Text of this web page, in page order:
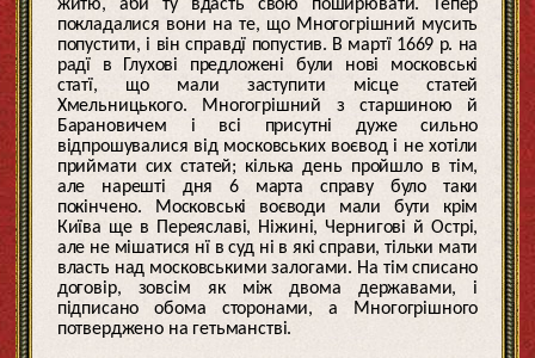
житю, аби ту вдасть свою поширювати. Тепер
покладалися вони на те, що Многогрішний мусить
попустити, і він справдї попустив. В мартї 1669 р. на
радї в Глухові предложені були нові московські
статї, що мали заступити місце статей
Хмельницького. Многогрішний з старшиною й
Барановичем і всі присутні дуже сильно
відпрошувалися від московських воєвод і не хотіли
приймати сих статей; кілька день пройшло в тім,
але нарешті дня 6 марта справу було таки
покінчено. Московські воєводи мали бути крім
Київа ще в Переяславі, Ніжині, Чернигові й Острі,
але не мішатися нї в суд ні в які справи, тільки мати
власть над московськими залогами. На тім списано
договір, зовсім як між двома державами, і
підписано обома сторонами, а Многогрішного
потверджено на гетьманстві.